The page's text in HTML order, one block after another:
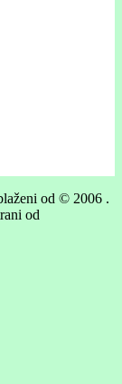
od © 2006 .
od